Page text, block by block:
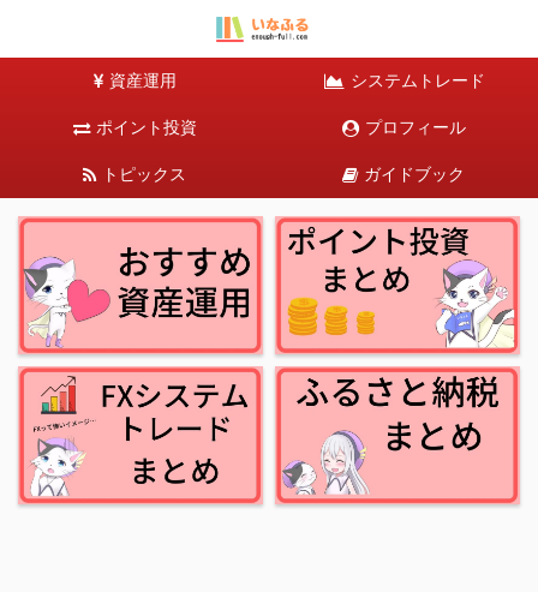
資産運用 システムトレード
ポイント投資 プロフィール
トピックス ガイドブック